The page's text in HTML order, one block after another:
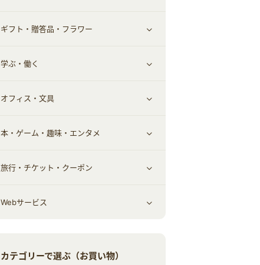
定額制有料コンテンツ
仮想通貨
その他投資
キャッシング・ローン
その他金融
保険相談・面談
すべて見る
住まい・暮らし
不動産
引越し
エコ・エネルギー
車情報・カーシェア・レンタル
ギフト・贈答品・フラワー
すべて見る
ギフト・贈答品
学ぶ・働く
すべて見る
習い事・学習・学校
仕事・転職
オフィス・文具
すべて見る
オフィス・文具
本・ゲーム・趣味・エンタメ
すべて見る
ゲーム・趣味
旅行・チケット・クーポン
すべて見る
Webサービス
カテゴリーで選ぶ（お買い物）